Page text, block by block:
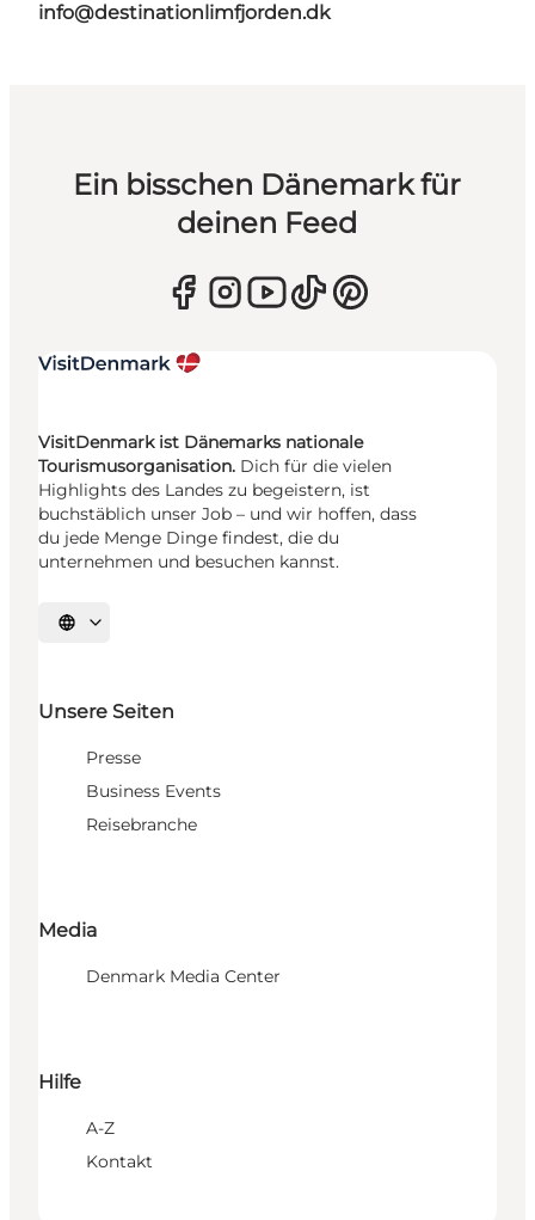
info@destinationlimfjorden.dk
Ein bisschen Dänemark für
deinen Feed
VisitDenmark ist Dänemarks nationale
Tourismusorganisation. Dich für die vielen
Highlights des Landes zu begeistern, ist
buchstäblich unser Job – und wir hoffen, dass
du jede Menge Dinge findest, die du
unternehmen und besuchen kannst.
Sprache auswählen
Unsere Seiten
Presse
Business Events
Reisebranche
Media
Denmark Media Center
Hilfe
A-Z
Kontakt